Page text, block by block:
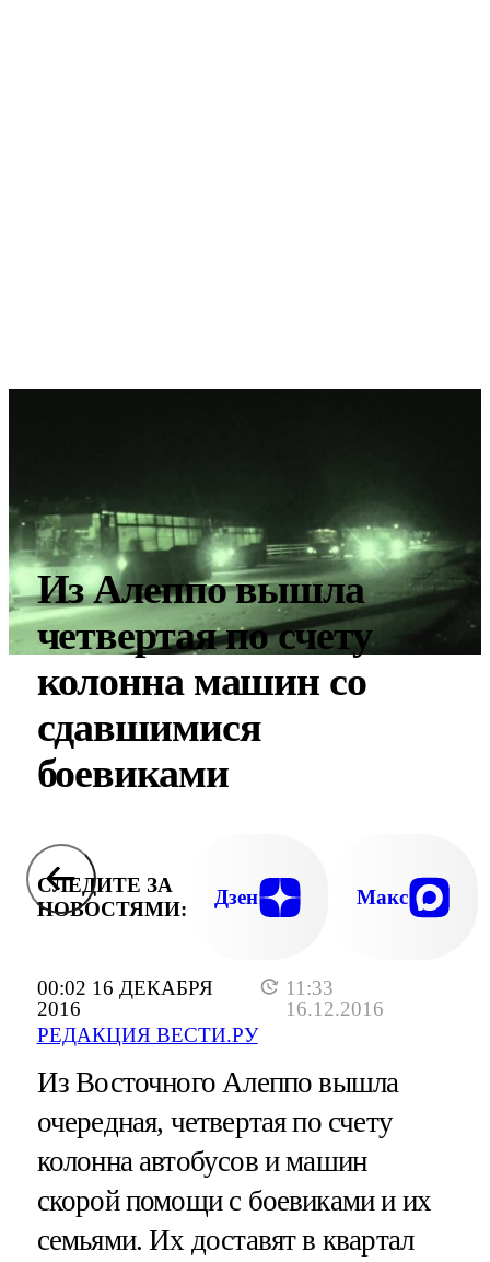
00:02 16 ДЕКАБРЯ
2016
11:33
16.12.2016
РЕДАКЦИЯ ВЕСТИ.РУ
Из Алеппо вышла
четвертая по счету
колонна машин со
сдавшимися
боевиками
СЛЕДИТЕ ЗА
НОВОСТЯМИ:
Дзен Макс
Из Восточного Алеппо вышла
очередная, четвертая по счету
колонна автобусов и машин
скорой помощи с боевиками и их
семьями. Их доставят в квартал